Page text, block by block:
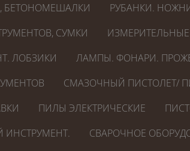
БЕТОНОМЕШАЛКИ РУБАНКИ.
СУМКИ
ЛОБЗИКИ
ЛАМПЫ. ФОНАРИ.
СМАЗОЧНЫЙ ПИСТОЛЕТ/
ПИЛЫ ЭЛЕКТРИЧЕСКИЕ
ИНСТРУМЕНТ.
СВАРОЧНОЕ